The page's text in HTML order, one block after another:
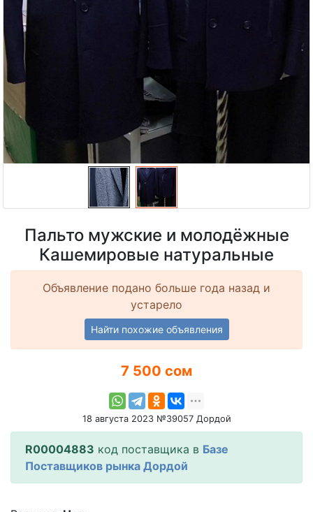
Пальто мужские и молодёжные
Кашемировые натуральные
Объявление подано больше года назад и
устарело
Найти похожие объявления
7 500 сом
18 августа 2023 №39057 Дордой
R00004883 код поставщика в Базе
Поставщиков рынка Дордой